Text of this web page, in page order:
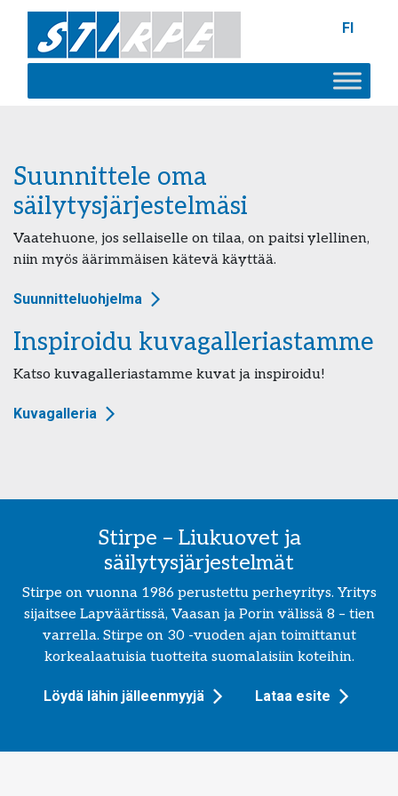
FI
Suunnittele oma
säilytysjärjestelmäsi
Vaatehuone, jos sellaiselle on tilaa, on paitsi ylellinen,
niin myös äärimmäisen kätevä käyttää.
Suunnitteluohjelma
Inspiroidu kuvagalleriastamme
Katso kuvagalleriastamme kuvat ja inspiroidu!
Kuvagalleria
Stirpe – Liukuovet ja
säilytysjärjestelmät
Stirpe on vuonna 1986 perustettu perheyritys. Yritys
sijaitsee Lapväärtissä, Vaasan ja Porin välissä 8 – tien
varrella. Stirpe on 30 -vuoden ajan toimittanut
korkealaatuisia tuotteita suomalaisiin koteihin.
Löydä lähin jälleenmyyjä Lataa esite